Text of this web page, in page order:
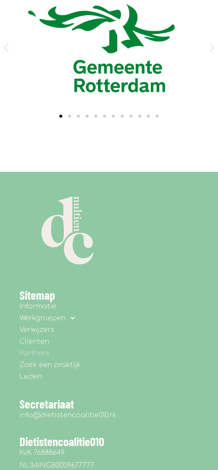
Sitemap
Informatie
Werkgroepen
Verwijzers
Clienten
Partners
Zoek een praktijk
Leden
Secretariaat
info@dietistencoalitie010.nl
Dietistencoalitie010
KvK 76888649
NL34INGB0009677777